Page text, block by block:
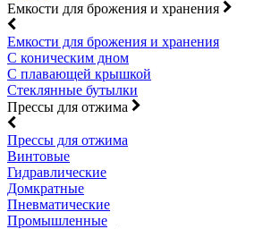
Емкости для брожения и хранения
Емкости для брожения и хранения
С коническим дном
С плавающей крышкой
Стеклянные бутылки
Прессы для отжима
Прессы для отжима
Винтовые
Гидравлические
Домкратные
Пневматические
Промышленные